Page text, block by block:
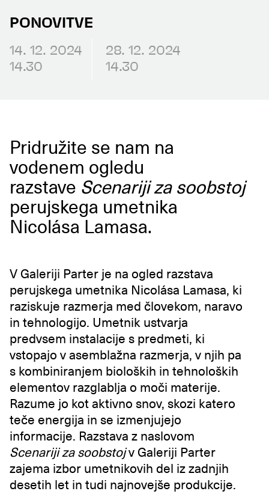
PONOVITVE
14. 12. 2024
14.30
28. 12. 2024
14.30
Pridružite se nam na
vodenem ogledu
razstave Scenariji za soobstoj
perujskega umetnika
Nicolása Lamasa.
V Galeriji Parter je na ogled razstava
perujskega umetnika Nicolása Lamasa, ki
raziskuje razmerja med človekom, naravo
in tehnologijo. Umetnik ustvarja
predvsem instalacije s predmeti, ki
vstopajo v asemblažna razmerja, v njih pa
s kombiniranjem bioloških in tehnoloških
elementov razglablja o moči materije.
Razume jo kot aktivno snov, skozi katero
teče energija in se izmenjujejo
informacije. Razstava z naslovom
Scenariji za soobstojv Galeriji Parter
zajema izbor umetnikovih del iz zadnjih
desetih let in tudi najnovejše produkcije.